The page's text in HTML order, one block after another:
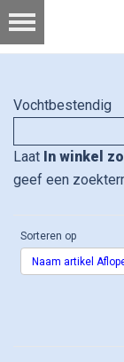
Vochtbestendig
Laat In winkel
geef een
Sorteren op
Naam artikel